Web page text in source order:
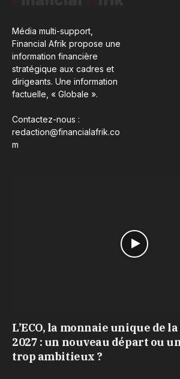
Média multi-support,
Financial Afrik propose une
information financière
stratégique aux cadres et
dirigeants. Une information
factuelle, « Globale ».
Contactez-nous :
redaction@financialafrik.co
m
L’ECO, la monnaie unique de la
2027 : un nouveau départ ou
trop ambitieux ?